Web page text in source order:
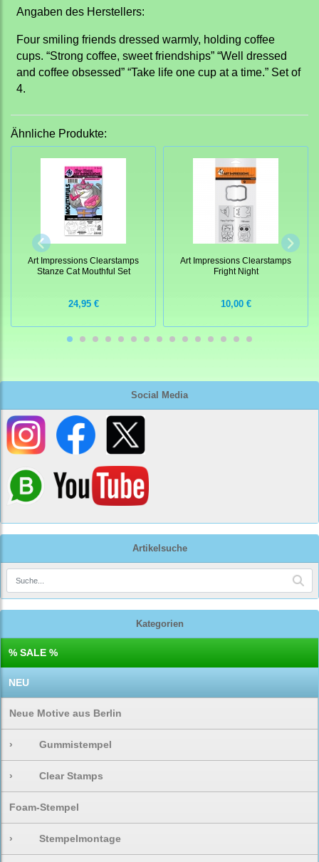
Social Media
Artikelsuche
Kategorien
% SALE %
NEU
Neue Motive aus Berlin
› Gummistempel
› Clear Stamps
Foam-Stempel
› Stempelmontage
Angaben des Herstellers:
Four smiling friends dressed warmly, holding coffee
cups. “Strong coffee, sweet friendships” “Well dressed
and coffee obsessed” “Take life one cup at a time.” Set of
4.
Ähnliche Produkte:
Art Impressions Clearstamps
Stanze Cat Mouthful Set
24,95 €
Art Impressions Clearstamps
Fright Night
10,00 €